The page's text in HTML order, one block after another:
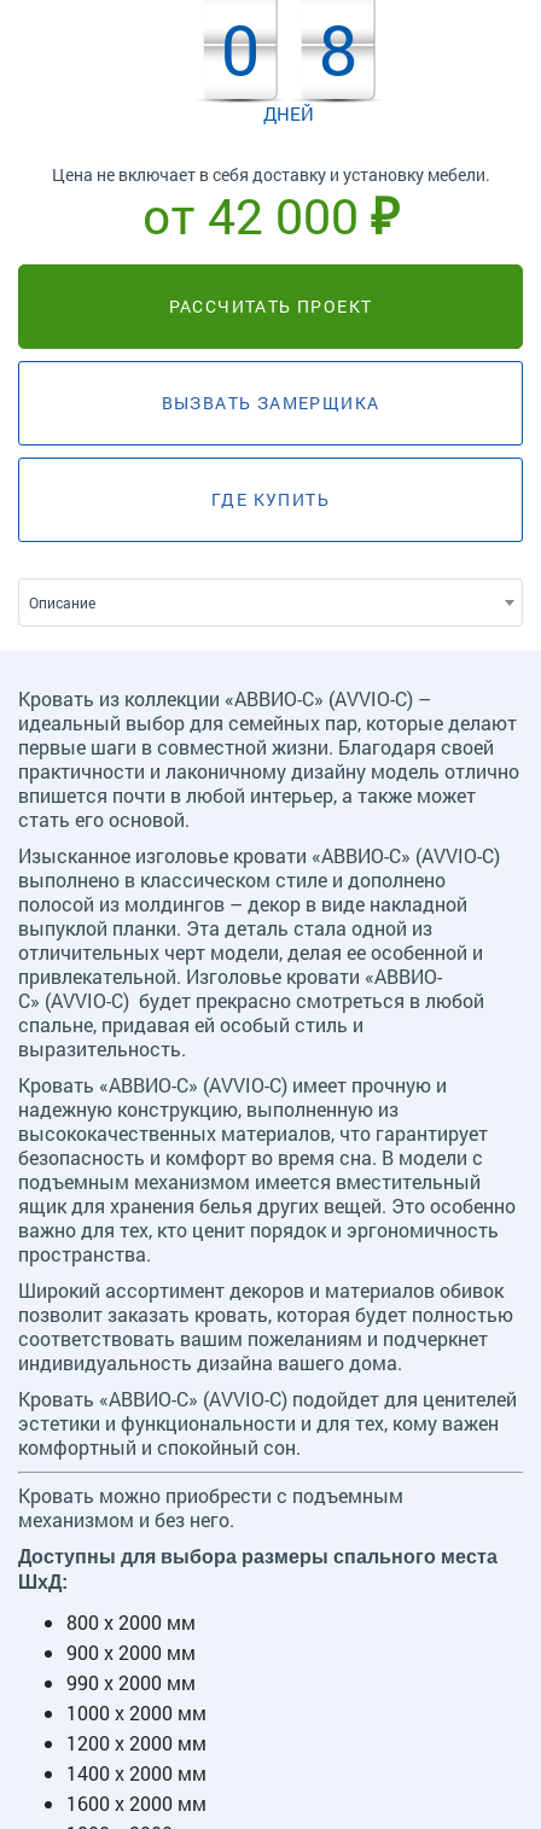
0 8
ДНЕЙ
Цена не включает в себя доставку и установку мебели.
от 42 000 ₽
РАССЧИТАТЬ ПРОЕКТ
ВЫЗВАТЬ ЗАМЕРЩИКА
ГДЕ КУПИТЬ
Описание
Кровать из коллекции «АВВИО-С» (AVVIO-C) –
идеальный выбор для семейных пар, которые делают
первые шаги в совместной жизни. Благодаря своей
практичности и лаконичному дизайну модель отлично
впишется почти в любой интерьер, а также может
стать его основой.
Изысканное изголовье кровати «АВВИО-С» (AVVIO-C)
выполнено в классическом стиле и дополнено
полосой из молдингов – декор в виде накладной
выпуклой планки. Эта деталь стала одной из
отличительных черт модели, делая ее особенной и
привлекательной. Изголовье кровати «АВВИО-
С» (AVVIO-C) будет прекрасно смотреться в любой
спальне, придавая ей особый стиль и
выразительность.
Кровать «АВВИО-С» (AVVIO-C) имеет прочную и
надежную конструкцию, выполненную из
высококачественных материалов, что гарантирует
безопасность и комфорт во время сна. В модели с
подъемным механизмом имеется вместительный
ящик для хранения белья других вещей. Это особенно
важно для тех, кто ценит порядок и эргономичность
пространства.
Широкий ассортимент декоров и материалов обивок
позволит заказать кровать, которая будет полностью
соответствовать вашим пожеланиям и подчеркнет
индивидуальность дизайна вашего дома.
Кровать «АВВИО-С» (AVVIO-C) подойдет для ценителей
эстетики и функциональности и для тех, кому важен
комфортный и спокойный сон.
Кровать можно приобрести с подъемным
механизмом и без него.
Доступны для выбора размеры спального места
ШxД:
800 х 2000 мм
900 х 2000 мм
990 х 2000 мм
1000 х 2000 мм
1200 х 2000 мм
1400 х 2000 мм
1600 х 2000 мм